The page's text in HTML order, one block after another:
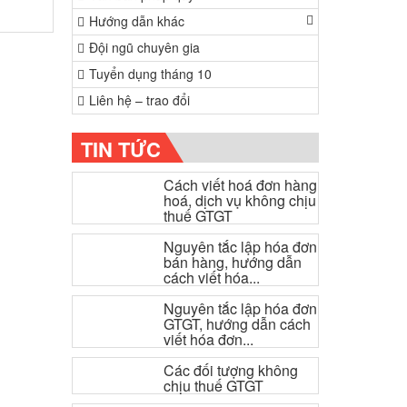
Hướng dẫn khác
Đội ngũ chuyên gia
Tuyển dụng tháng 10
Liên hệ – trao đổi
TIN TỨC
Cách viết hoá đơn hàng
hoá, dịch vụ không chịu
thuế GTGT
Nguyên tắc lập hóa đơn
bán hàng, hướng dẫn
cách viết hóa...
Nguyên tắc lập hóa đơn
GTGT, hướng dẫn cách
viết hóa đơn...
Các đối tượng không
chịu thuế GTGT